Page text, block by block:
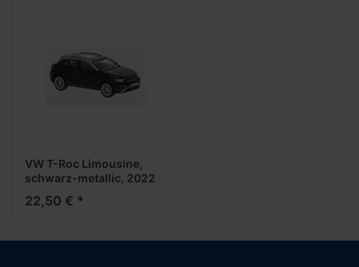
VW T-Roc Limousine,
schwarz-metallic, 2022
22,50 € *